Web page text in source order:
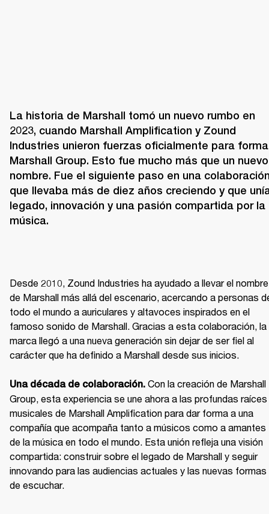
La historia de Marshall tomó un nuevo rumbo en
2023, cuando Marshall Amplification y Zound
Industries unieron fuerzas oficialmente para
Marshall Group. Esto fue mucho más que un nuevo
nombre. Fue el siguiente paso en una
que llevaba más de diez años creciendo y que
legado, innovación y una pasión compartida por la
música.
Desde 2010, Zound Industries ha ayudado a llevar el nombre
de Marshall más allá del escenario, acercando a personas
todo el mundo a auriculares y altavoces inspirados en el
famoso sonido de Marshall. Gracias a esta colaboración, la
marca llegó a una nueva generación sin dejar de ser fiel al
carácter que ha definido a Marshall desde sus inicios.
Una década de colaboración. Con la creación de Marshall
Group, esta experiencia se une ahora a las profundas raíces
musicales de Marshall Amplification para dar forma a una
compañía que acompaña tanto a músicos como a amantes
de la música en todo el mundo. Esta unión refleja una visión
compartida: construir sobre el legado de Marshall y seguir
innovando para las audiencias actuales y las nuevas formas
de escuchar.